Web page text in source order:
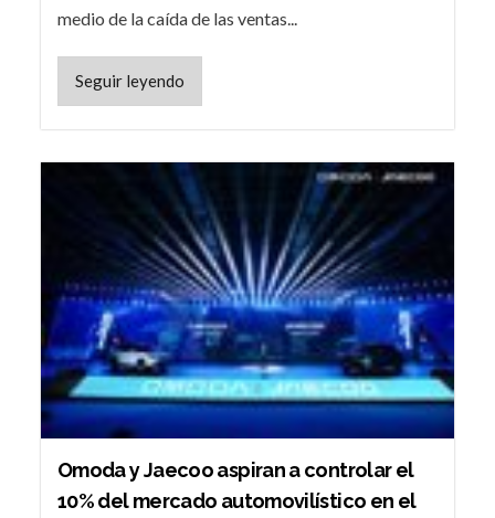
medio de la caída de las ventas...
Seguir leyendo
Omoda y Jaecoo aspiran a controlar el
10% del mercado automovilístico en el